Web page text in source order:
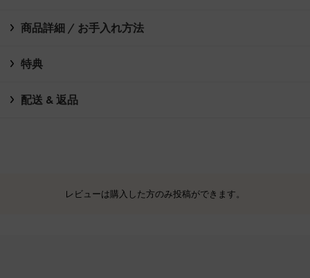
商品詳細 / お手入れ方法
特典
配送 & 返品
レビューは購入した方のみ投稿ができます。